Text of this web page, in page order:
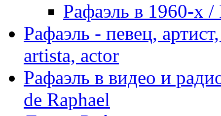
Рафаэль в 1960-х /
Рафаэль - певец,
artista, actor
Рафаэль в видео и
de Raphael